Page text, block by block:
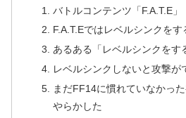
バトルコンテンツ「F.A.T.E」
F.A.T.Eではレベルシンクを
あるある「レベルシンクをす
レベルシンクしないと攻撃が
まだFF14に慣れていなかっ
やらかした